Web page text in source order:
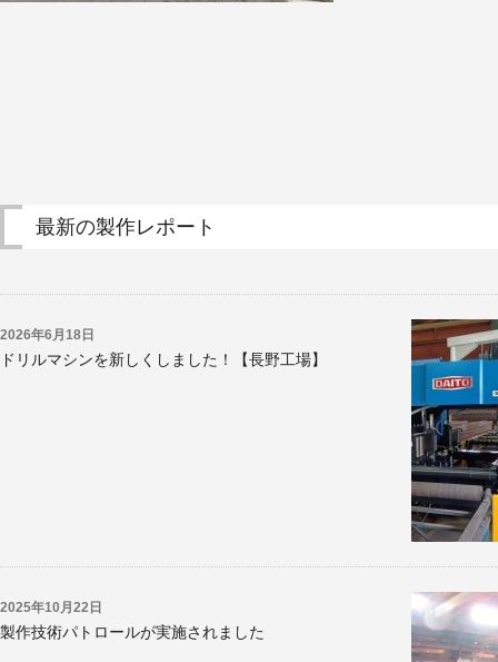
最新の製作レポート
2026年6月18日
ドリルマシンを新しくしました！【長野工場】
2025年10月22日
製作技術パトロールが実施されました